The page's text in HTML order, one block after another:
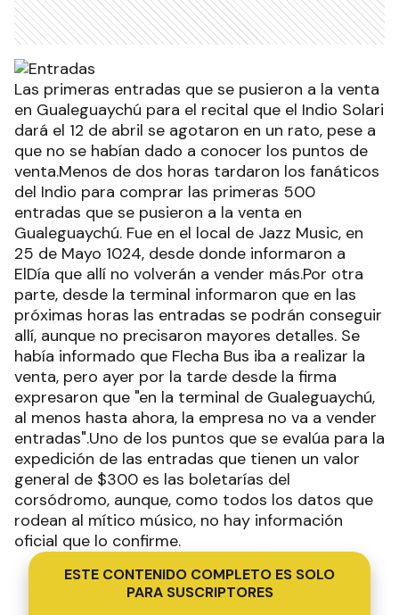
Las primeras entradas que se pusieron a la venta
en Gualeguaychú para el recital que el Indio Solari
dará el 12 de abril se agotaron en un rato, pese a
que no se habían dado a conocer los puntos de
venta.Menos de dos horas tardaron los fanáticos
del Indio para comprar las primeras 500
entradas que se pusieron a la venta en
Gualeguaychú. Fue en el local de Jazz Music, en
25 de Mayo 1024, desde donde informaron a
ElDía que allí no volverán a vender más.Por otra
parte, desde la terminal informaron que en las
próximas horas las entradas se podrán conseguir
allí, aunque no precisaron mayores detalles. Se
había informado que Flecha Bus iba a realizar la
venta, pero ayer por la tarde desde la firma
expresaron que "en la terminal de Gualeguaychú,
al menos hasta ahora, la empresa no va a vender
entradas".Uno de los puntos que se evalúa para la
expedición de las entradas que tienen un valor
general de $300 es las boletarías del
corsódromo, aunque, como todos los datos que
rodean al mítico músico, no hay información
oficial que lo confirme.
ESTE CONTENIDO COMPLETO ES SOLO
PARA SUSCRIPTORES